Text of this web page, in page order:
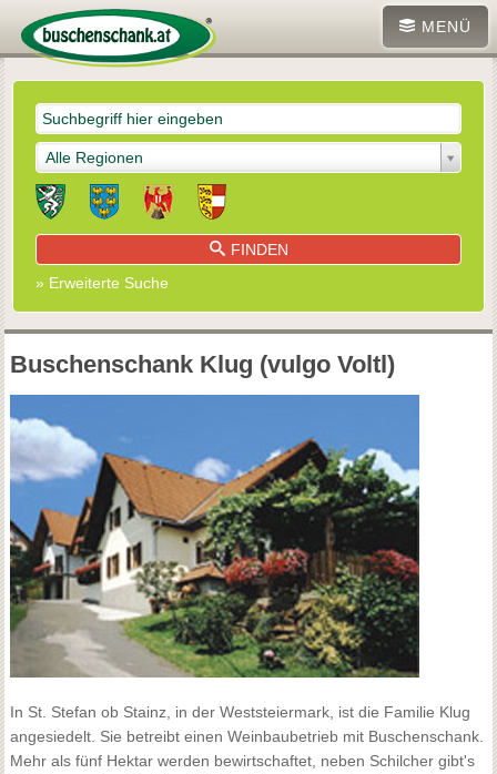
MENÜ
Alle Regionen
FINDEN
» Erweiterte Suche
Buschenschank Klug (vulgo Voltl)
In St. Stefan ob Stainz, in der Weststeiermark, ist die Familie Klug
angesiedelt. Sie betreibt einen Weinbaubetrieb mit Buschenschank.
Mehr als fünf Hektar werden bewirtschaftet, neben Schilcher gibt's